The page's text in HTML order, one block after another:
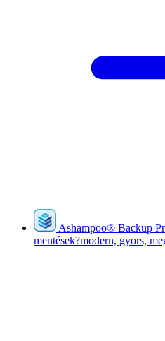
Ashampoo® Backup
mentések?modern, gyors,